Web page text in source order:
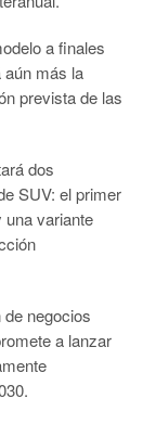
a finales
aún más la
prevista de las
dos
SUV: el primer
variante
negocios
a lanzar